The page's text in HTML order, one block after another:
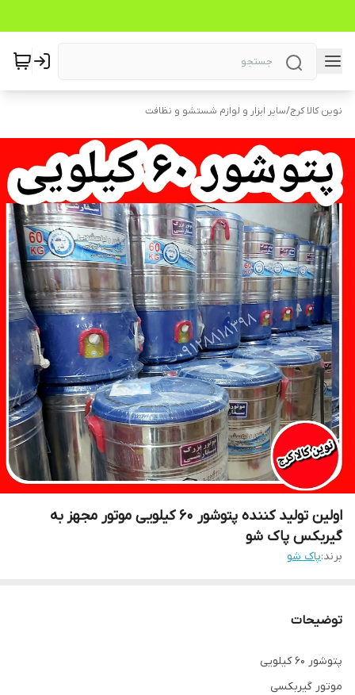
نوین کالا کرج/سایر ابزار و لوازم شستشو و نظافت
اولین تولید کننده پتوشور ۶۰ کیلویی موتور مجهز به
گیربکس پاک شو
برند:پاک شو
توضیحات
پتوشور ۶۰ کیلویی
موتور گیربکسی